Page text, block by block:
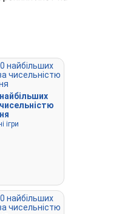
місця.
клавіші WASD для
прискорення.
чисельністю
ігри